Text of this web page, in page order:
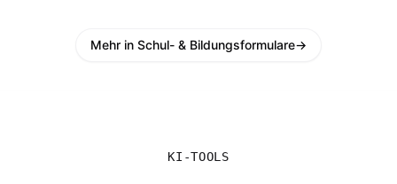
Mehr in Schul- & Bildungsformulare→
KI-TOOLS